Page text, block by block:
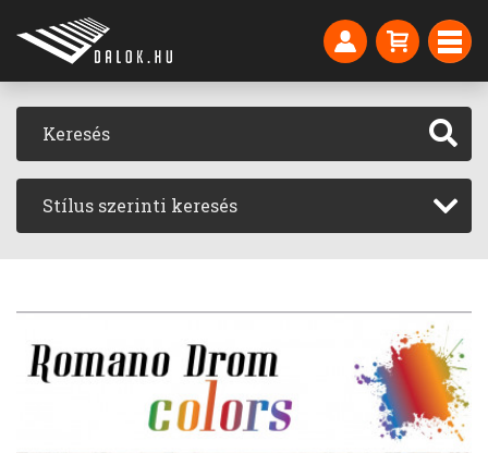
Stílus szerinti keresés